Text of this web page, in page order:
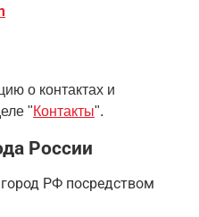
о контактах и
"Контакты".
России
РФ посредством